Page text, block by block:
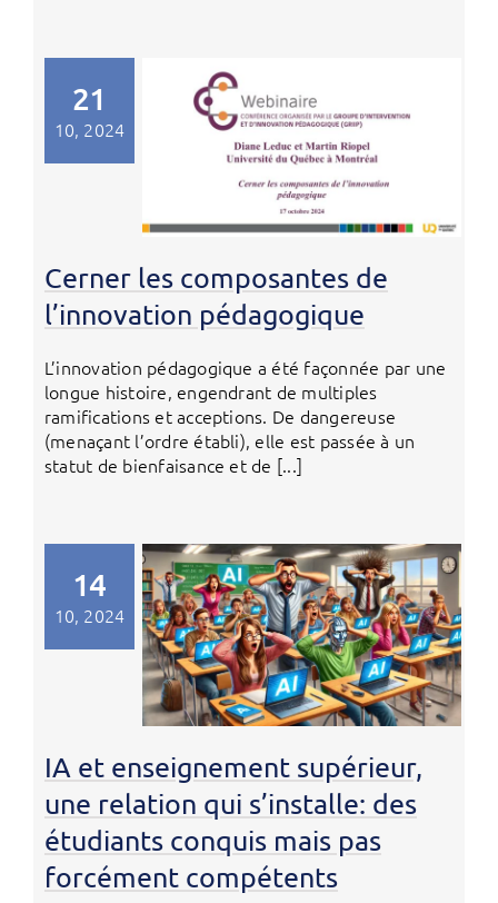
21
10, 2024
Cerner les composantes de
l’innovation pédagogique
L’innovation pédagogique a été façonnée par une
longue histoire, engendrant de multiples
ramifications et acceptions. De dangereuse
(menaçant l’ordre établi), elle est passée à un
statut de bienfaisance et de [...]
14
10, 2024
IA et enseignement supérieur,
une relation qui s’installe: des
étudiants conquis mais pas
forcément compétents